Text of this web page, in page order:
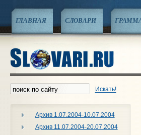
ГЛАВНАЯ СЛОВАРИ
Искать!
Архив 1.07.2004-10.07.2004
Архив 11.07.2004-20.07.2004